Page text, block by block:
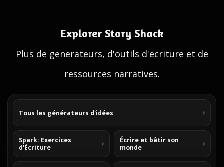
Explorer Story Shack
Plus de generateurs, d'outils d'ecriture et de
ressources narratives.
Tous les générateurs d'idées
Spark: Exercices
d'Écriture
Écrire et bâtir son
monde